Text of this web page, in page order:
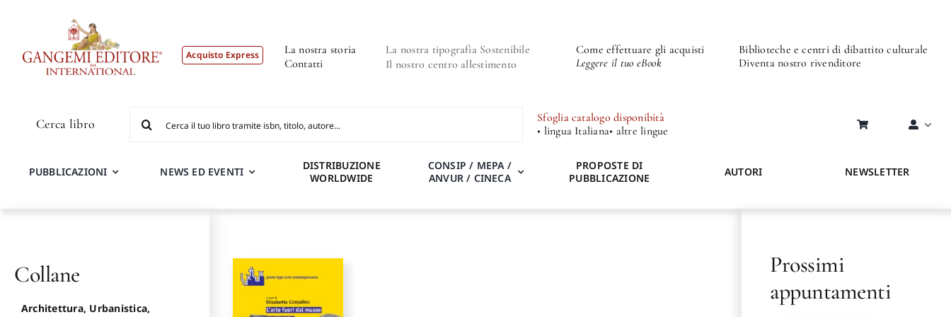
Acquisto Express
La nostra storia
Contatti
La nostra tipografia Sostenibile
Il nostro centro allestimento
Come effettuare gli acquisti
Leggere il tuo eBook
Biblioteche e centri di dibattito culturale
Diventa nostro rivenditore
Cerca libro
per:
Sfoglia catalogo disponibità
• lingua Italiana• altre lingue
PUBBLICAZIONI NEWS ED EVENTI
DISTRIBUZIONE
WORLDWIDE
CONSIP / MEPA /
ANVUR / CINECA
PROPOSTE DI
PUBBLICAZIONE
AUTORI NEWSLETTER
Collane
Architettura, Urbanistica,
Prossimi
appuntamenti